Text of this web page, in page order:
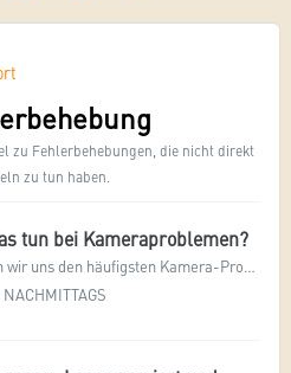
zu Fehlerbehebungen, die nicht direkt
zu tun haben.
tun bei Kameraproblemen?
In diesem Artikel widmen wir uns den häufigsten Kamera-Problemen und besprechen Lösungsansätze. Schauen wir uns folgende Fälle genauer an: Das Vorschau-...